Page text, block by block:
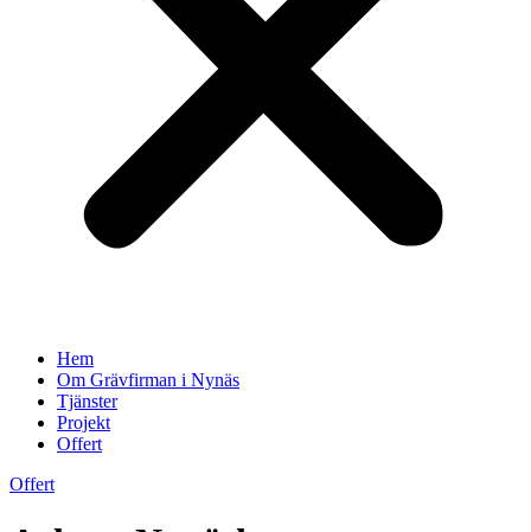
Hem
Om Grävfirman i Nynäs
Tjänster
Projekt
Offert
Offert